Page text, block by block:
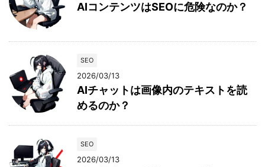
AIコンテンツはSEOに危険なのか？
SEO
2026/03/13
AIチャットは画像内のテキストを読
めるのか？
SEO
2026/03/13